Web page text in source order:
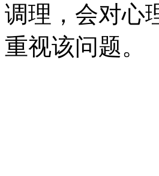
调理，会对心
重视该问题。